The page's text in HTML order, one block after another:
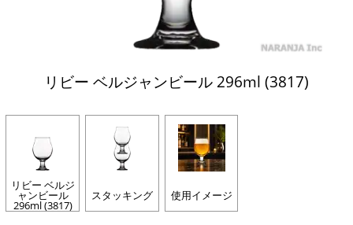
リビー ベルジャンビール 296ml (3817)
リビー ベルジ
ャンビール
296ml (3817)
スタッキング 使用イメージ